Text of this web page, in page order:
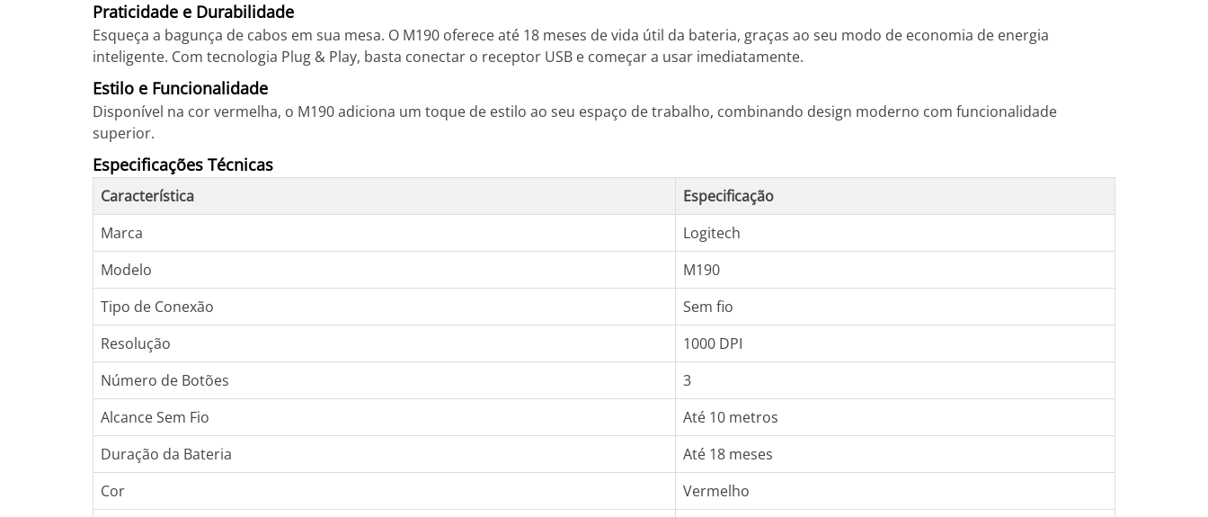
Praticidade e Durabilidade
Esqueça a bagunça de cabos em sua mesa. O M190 oferece até 18 meses de vida útil da bateria, graças ao seu modo de economia de energia
inteligente. Com tecnologia Plug & Play, basta conectar o receptor USB e começar a usar imediatamente.
Estilo e Funcionalidade
Disponível na cor vermelha, o M190 adiciona um toque de estilo ao seu espaço de trabalho, combinando design moderno com funcionalidade
superior.
Especificações Técnicas
Característica
Especificação
Marca
Logitech
Modelo
M190
Tipo de Conexão
Sem fio
Resolução
1000 DPI
Número de Botões
3
Alcance Sem Fio
Até 10 metros
Duração da Bateria
Até 18 meses
Cor
Vermelho